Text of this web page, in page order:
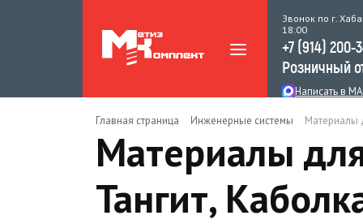
Звонок по г.
18:00
+7 (914) 200-
Розничный
Написать в
Главная страница Инженерные системы Материалы
Материалы
Тангит,